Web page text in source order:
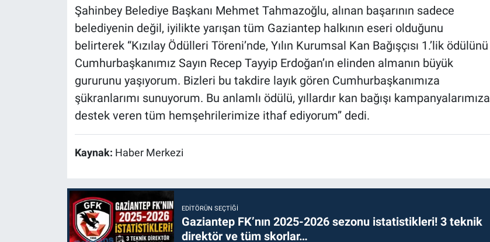
Şahinbey Belediye Başkanı Mehmet Tahmazoğlu, alınan başarının sadece
belediyenin değil, iyilikte yarışan tüm Gaziantep halkının eseri olduğunu
belirterek “Kızılay Ödülleri Töreni’nde, Yılın Kurumsal Kan Bağışçısı 1.’lik ödülünü
Cumhurbaşkanımız Sayın Recep Tayyip Erdoğan’ın elinden almanın büyük
gururunu yaşıyorum. Bizleri bu takdire layık gören Cumhurbaşkanımıza
şükranlarımı sunuyorum. Bu anlamlı ödülü, yıllardır kan bağışı kampanyalarımıza
destek veren tüm hemşehrilerimize ithaf ediyorum” dedi.
Kaynak: Haber Merkezi
EDITÖRÜN SEÇTIĞI
Gaziantep FK’nın 2025-2026 sezonu istatistikleri! 3 teknik
direktör ve tüm skorlar…